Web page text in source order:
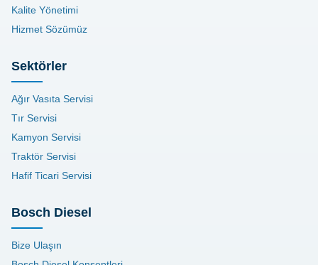
Kalite Yönetimi
Hizmet Sözümüz
Sektörler
Ağır Vasıta Servisi
Tır Servisi
Kamyon Servisi
Traktör Servisi
Hafif Ticari Servisi
Bosch Diesel
Bize Ulaşın